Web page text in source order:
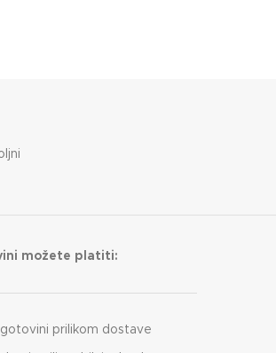
možete platiti:
gotovini prilikom dostave